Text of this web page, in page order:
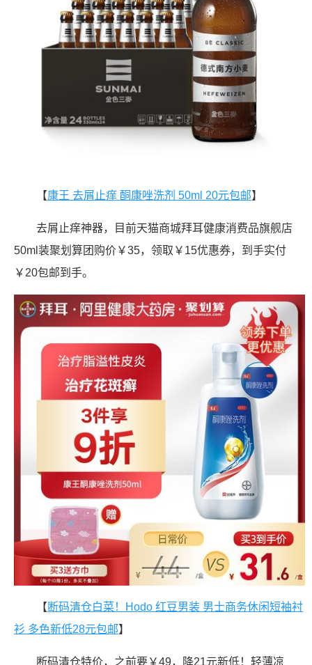
【康王 去屑止痒 酮康唑洗剂 50ml 20元包邮】
去屑止痒神器，目前天猫商城拜耳健康消费品旗舰店
50ml装聚划算团购价￥35，领取￥15优惠券，到手实付
￥20包邮到手。
【断码清仓白菜！Hodo 红豆男装 男士商务休闲短袖衬
衫 多色新低28元包邮】
断码清仓特价，之前要￥49，降21元新低！轻薄凉